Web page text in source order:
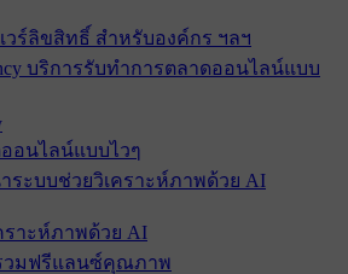
ร์ลิขสิทธิ์ สำหรับองค์กร ฯลฯ
อนไลน์แบบไวๆ
าะห์ภาพด้วย AI